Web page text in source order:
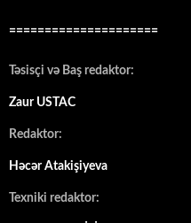
=====================
Təsisçi və Baş redaktor:
Zaur USTAC
Redaktor:
Həcər Atakişiyeva
Texniki redaktor: